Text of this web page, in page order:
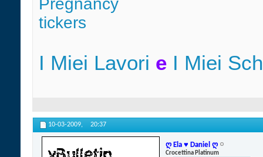
I Miei Lavori e I Miei
10-03-2009, 20:37
ღ Ela ♥ Daniel ღ
Crocettina Platinum